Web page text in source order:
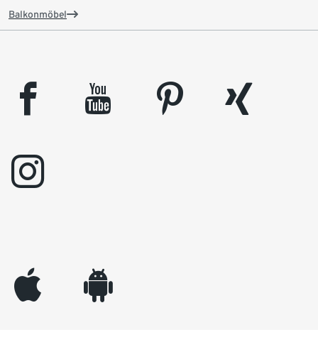
Balkonmöbel
facebook youtube pinterest
xing
instagram
appleinc android